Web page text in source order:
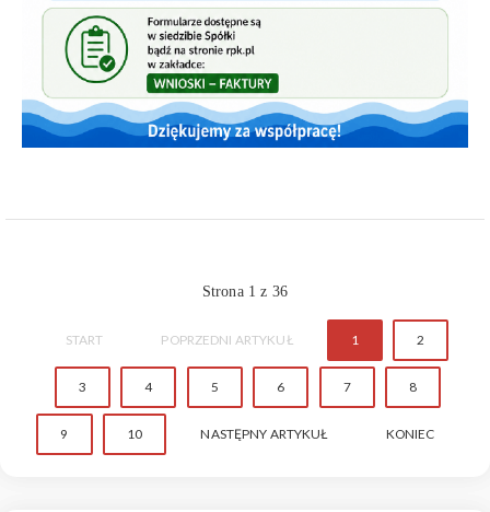
Strona 1 z 36
START POPRZEDNI ARTYKUŁ 1 2
3 4 5 6 7 8
9 10 NASTĘPNY ARTYKUŁ KONIEC